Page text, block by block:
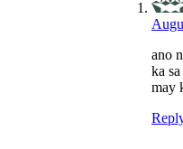
ano
ka
may